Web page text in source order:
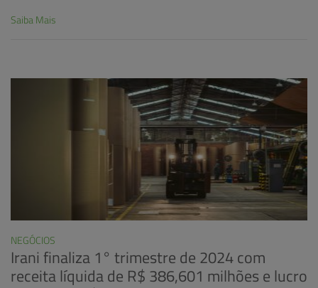
Saiba Mais
NEGÓCIOS
Irani finaliza 1° trimestre de 2024 com
receita líquida de R$ 386,601 milhões e lucro